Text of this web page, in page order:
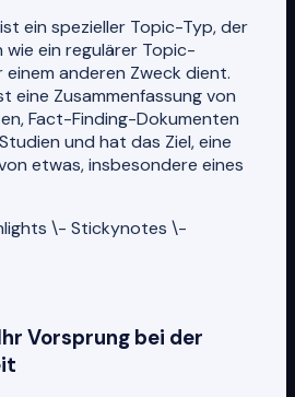
ein spezieller Topic-Typ, der
wie ein regulärer Topic-
anderen Zweck dient.
eine Zusammenfassung von
Fact-Finding-Dokumenten
und hat das Ziel, eine
etwas, insbesondere eines
\- Stickynotes \-
Vorsprung bei der